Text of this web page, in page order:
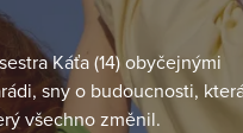
Káťa (14) obyčejnými
sny o budoucnosti,
všechno změnil.